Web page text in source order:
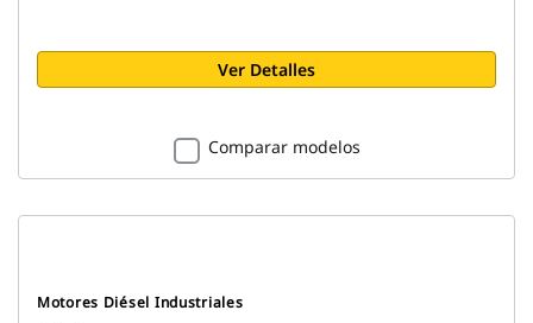
Ver Detalles
Comparar modelos
Motores Diésel Industriales